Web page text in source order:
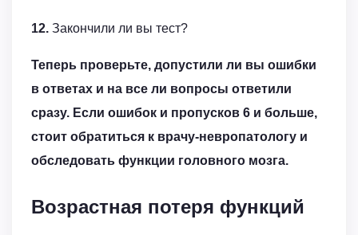
12. Закончили ли вы тест?
Теперь проверьте, допустили ли вы ошибки
в ответах и на все ли вопросы ответили
сразу. Если ошибок и пропусков 6 и больше,
стоит обратиться к врачу-невропатологу и
обследовать функции головного мозга.
Возрастная потеря функций